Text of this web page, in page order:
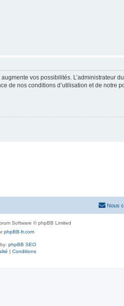
vos possibilités. L’administrateur
de nos conditions d’utilisation et de notre
Nous
Software © phpBB Limited
phpBB-fr.com
phpBB SEO
| Conditions